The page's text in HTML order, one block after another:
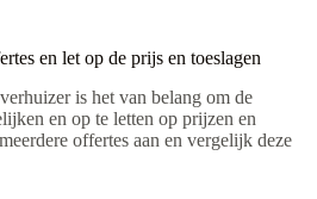
en let op de prijs en toeslagen
is het van belang om de
en op te letten op prijzen en
offertes aan en vergelijk deze